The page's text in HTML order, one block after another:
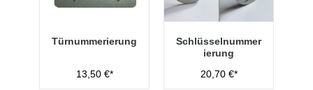
Türnummerierung
13,50 €*
Schlüsselnummer
ierung
20,70 €*